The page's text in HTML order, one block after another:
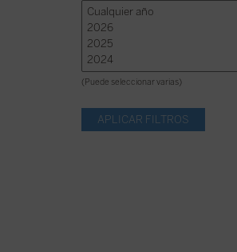
(Puede seleccionar varias)